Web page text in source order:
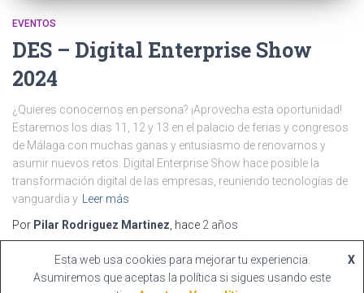
EVENTOS
DES – Digital Enterprise Show
2024
¿Quieres conocernos en persona? ¡Aprovecha esta oportunidad!
Estaremos los dias 11, 12 y 13 en el palacio de ferias y congresos
de Málaga con muchas ganas y entusiasmo de renovarnos y
asumir nuevos retos. Digital Enterprise Show hace posible la
transformación digital de las empresas, reuniendo tecnologías de
vanguardia y
Leer más
Por Pilar Rodriguez Martinez , hace 2 años
Esta web usa cookies para mejorar tu experiencia.
Asumiremos que aceptas la política si sigues usando este
X